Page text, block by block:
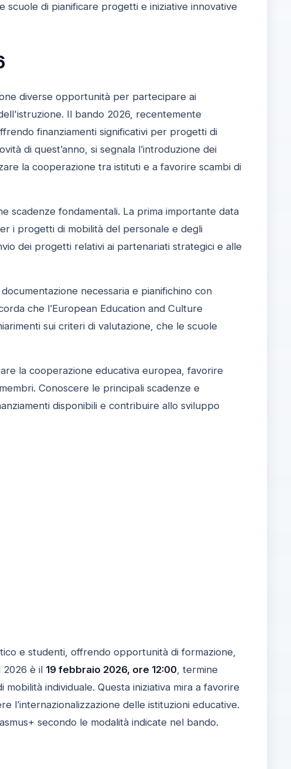
di pianificare progetti e iniziative innovative
diverse opportunità per partecipare ai
Il bando 2026, recentemente
finanziamenti significativi per progetti di
di quest’anno, si segnala l’introduzione dei
la cooperazione tra istituti e a favorire scambi di
scadenze fondamentali. La prima importante data
i progetti di mobilità del personale e degli
dei progetti relativi ai partenariati strategici e alle
necessaria e pianifichino con
che l’European Education and Culture
sui criteri di valutazione, che le scuole
la cooperazione educativa europea, favorire
Conoscere le principali scadenze e
disponibili e contribuire allo sviluppo
e studenti, offrendo opportunità di formazione,
2026 è il 19 febbraio 2026, ore 12:00, termine
individuale. Questa iniziativa mira a favorire
l’internazionalizzazione delle istituzioni educative.
secondo le modalità indicate nel bando.